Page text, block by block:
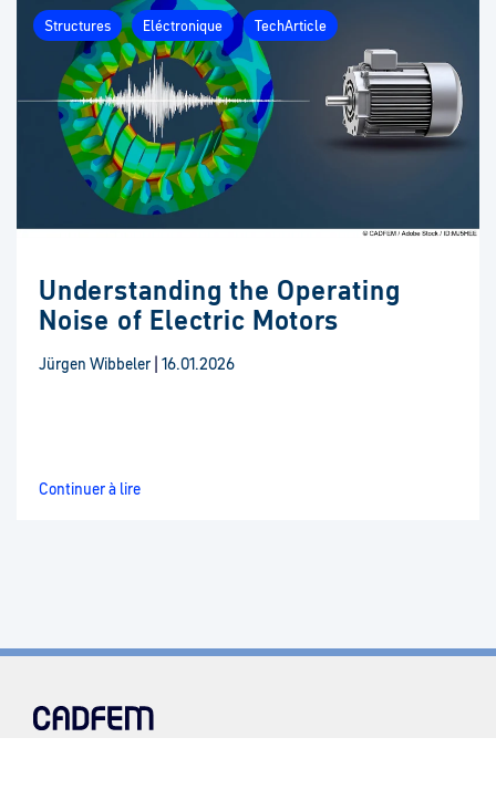
Structures Eléctronique TechArticle
Understanding the Operating
Noise of Electric Motors
Jürgen Wibbeler | 16.01.2026
Continuer à lire